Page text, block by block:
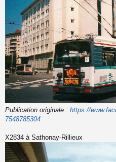
Publication originale : https://
7548785304
X2834 à Sathonay-Rillieux